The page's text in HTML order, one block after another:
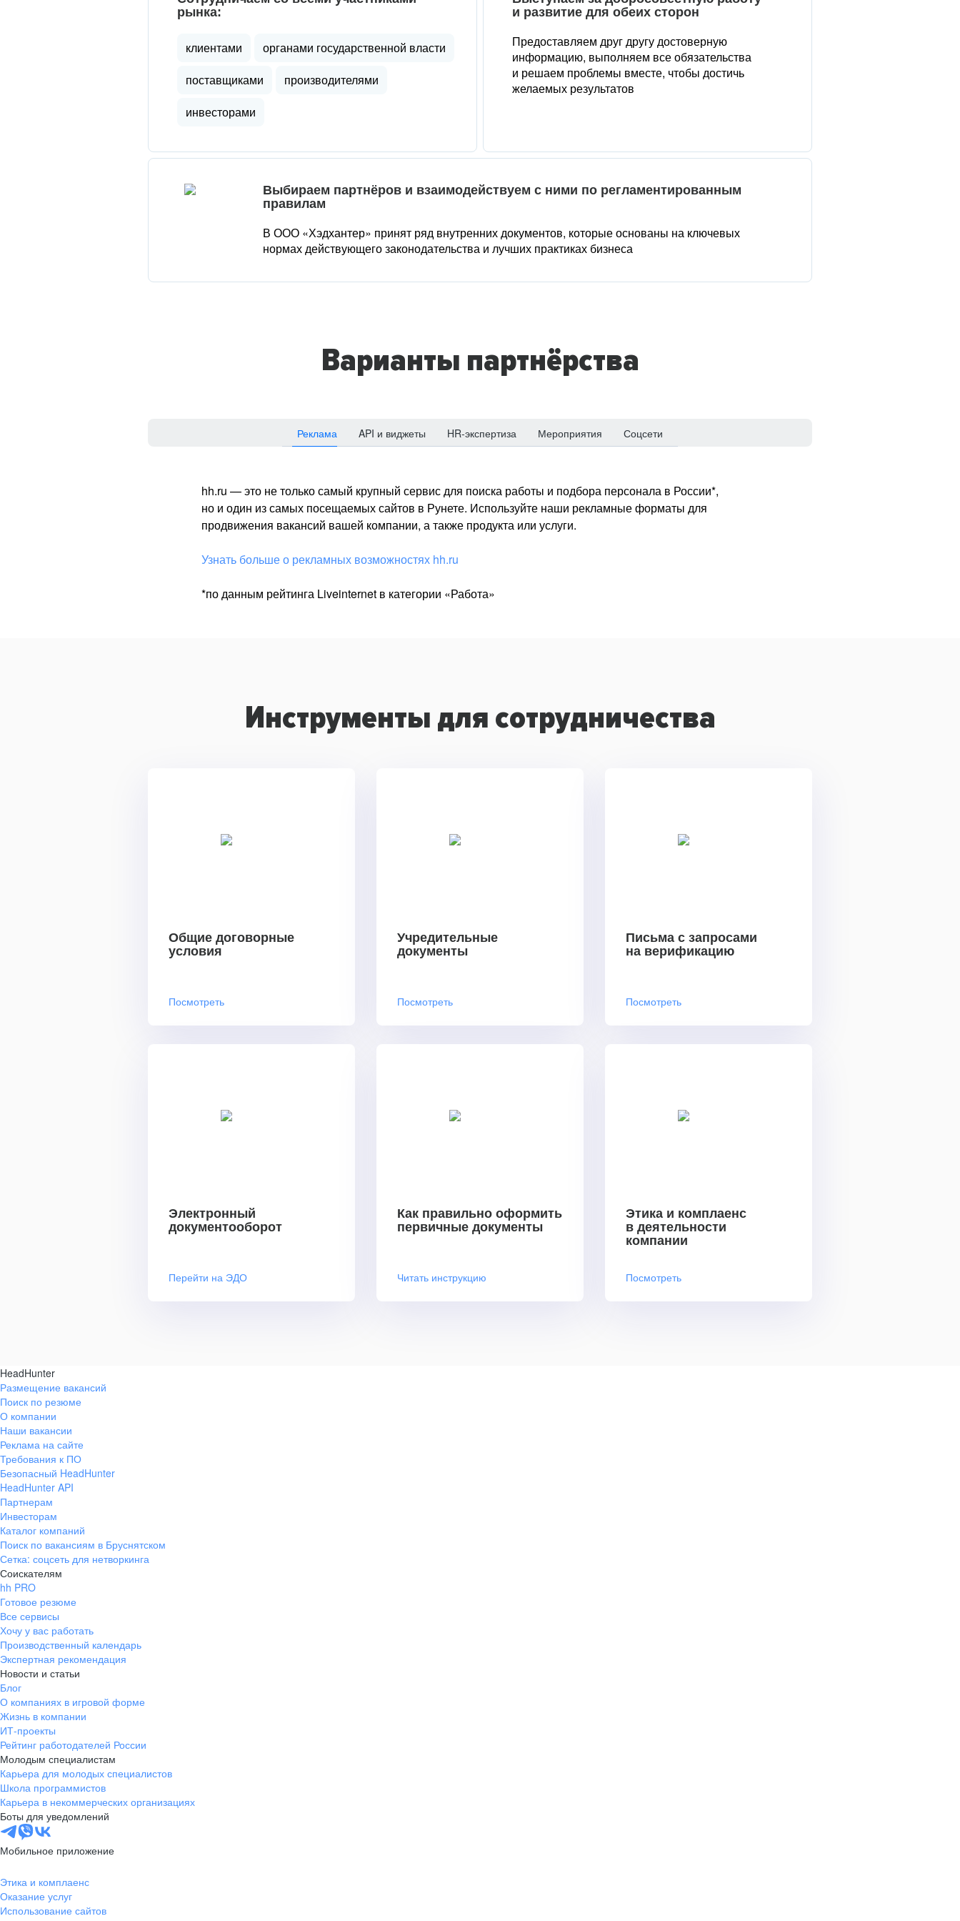
рынка:
клиентами
органами государственной власти
поставщиками
производителями
инвесторами
и развитие для обеих сторон
Предоставляем друг другу достоверную
информацию, выполняем все обязательства
и решаем проблемы вместе, чтобы достичь
желаемых результатов
Выбираем партнёров и взаимодействуем с ними по регламентированным
правилам
В ООО «Хэдхантер» принят ряд внутренних документов, которые основаны на ключевых
нормах действующего законодательства и лучших практиках бизнеса
Варианты партнёрства
Реклама API и виджеты HR-экспертиза Мероприятия Соцсети
hh.ru — это не только самый крупный сервис для поиска работы и подбора персонала в России*,
но и один из самых посещаемых сайтов в Рунете. Используйте наши рекламные форматы для
продвижения вакансий вашей компании, а также продукта или услуги.
Узнать больше о рекламных возможностях hh.ru
*по данным рейтинга Liveinternet в категории «Работа»
Инструменты для сотрудничества
Общие договорные
условия
Посмотреть
Учредительные
документы
Посмотреть
Письма с запросами
на верификацию
Посмотреть
Электронный
документооборот
Перейти на ЭДО
Как правильно оформить
первичные документы
Читать инструкцию
Этика и комплаенс
в деятельности
компании
Посмотреть
HeadHunter
Размещение вакансий
Поиск по резюме
О компании
Наши вакансии
Реклама на сайте
Требования к ПО
Безопасный HeadHunter
HeadHunter API
Партнерам
Инвесторам
Каталог компаний
Поиск по вакансиям в Бруснятском
Сетка: соцсеть для нетворкинга
Соискателям
hh PRO
Готовое резюме
Все сервисы
Хочу у вас работать
Производственный календарь
Экспертная рекомендация
Новости и статьи
Блог
О компаниях в игровой форме
Жизнь в компании
ИТ-проекты
Рейтинг работодателей России
Молодым специалистам
Карьера для молодых специалистов
Школа программистов
Карьера в некоммерческих организациях
Боты для уведомлений
Мобильное приложение
Этика и комплаенс
Оказание услуг
Использование сайтов